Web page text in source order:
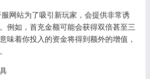
站为了吸引新玩家，会提供非常诱
例如，首充金额可能会获得双倍甚至三
味着你投入的资金将得到额外的增值，